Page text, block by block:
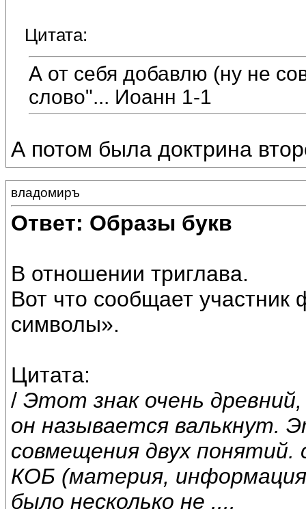
Цитата:
А от себя добавлю (ну не
слово"... Иоанн 1-1
А потом была доктрина
владомиръ
Ответ: Образы букв
В отношении триглава.
Вот что сообщает
символы».
Цитата:
/ Этот знак очень
он называется валькнут.
совмещения двух понятий.
КОБ (материя,
было несколько не ....